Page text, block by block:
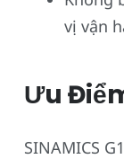
vị vận
Ưu
SINAMICS